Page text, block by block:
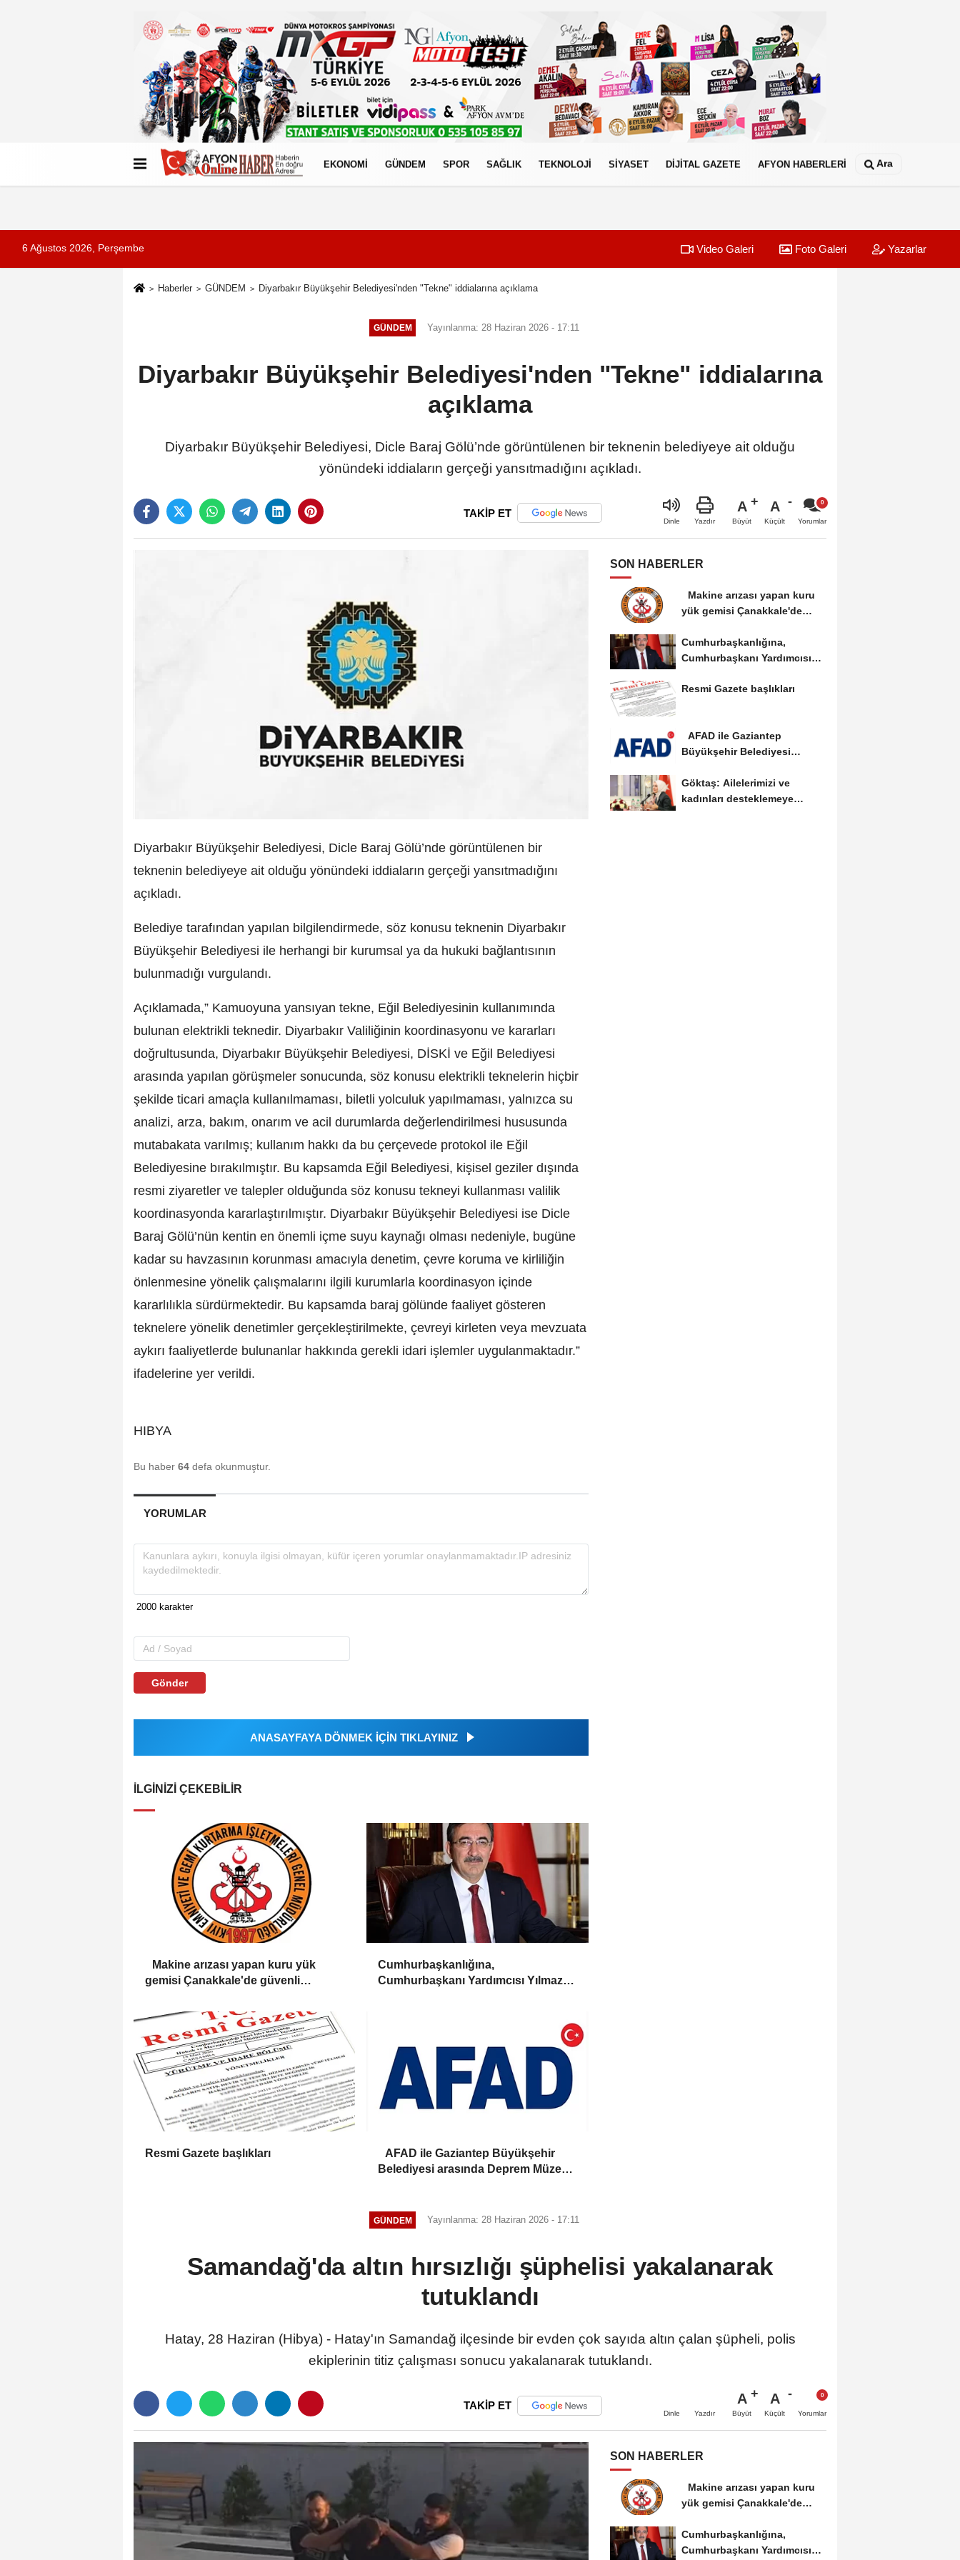
Künye İletişim Çerez Politikası
EKONOMİ GÜNDEM SPOR SAĞLIK TEKNOLOJİ SİYASET DİJİTAL GAZETE AFYON HABERLERİ Ara
6 Ağustos 2026, Perşembe Video Galeri Foto Galeri Yazarlar
Haberler GÜNDEM Diyarbakır Büyükşehir Belediyesi'nden "Tekne" iddialarına açıklama
GÜNDEM Yayınlanma: 28 Haziran 2026 - 17:11
Diyarbakır Büyükşehir Belediyesi'nden "Tekne" iddialarına
açıklama
Diyarbakır Büyükşehir Belediyesi, Dicle Baraj Gölü’nde görüntülenen bir teknenin belediyeye ait olduğu
yönündeki iddiaların gerçeği yansıtmadığını açıkladı.
TAKİP ET
Dinle Yazdır
A
Büyüt
A
Küçült Yorumlar
Diyarbakır Büyükşehir Belediyesi, Dicle Baraj Gölü’nde görüntülenen bir
teknenin belediyeye ait olduğu yönündeki iddiaların gerçeği yansıtmadığını
açıkladı.
Belediye tarafından yapılan bilgilendirmede, söz konusu teknenin Diyarbakır
Büyükşehir Belediyesi ile herhangi bir kurumsal ya da hukuki bağlantısının
bulunmadığı vurgulandı.
Açıklamada,” Kamuoyuna yansıyan tekne, Eğil Belediyesinin kullanımında
bulunan elektrikli teknedir. Diyarbakır Valiliğinin koordinasyonu ve kararları
doğrultusunda, Diyarbakır Büyükşehir Belediyesi, DİSKİ ve Eğil Belediyesi
arasında yapılan görüşmeler sonucunda, söz konusu elektrikli teknelerin hiçbir
şekilde ticari amaçla kullanılmaması, biletli yolculuk yapılmaması, yalnızca su
analizi, arza, bakım, onarım ve acil durumlarda değerlendirilmesi hususunda
mutabakata varılmış; kullanım hakkı da bu çerçevede protokol ile Eğil
Belediyesine bırakılmıştır. Bu kapsamda Eğil Belediyesi, kişisel geziler dışında
resmi ziyaretler ve talepler olduğunda söz konusu tekneyi kullanması valilik
koordinasyonda kararlaştırılmıştır. Diyarbakır Büyükşehir Belediyesi ise Dicle
Baraj Gölü’nün kentin en önemli içme suyu kaynağı olması nedeniyle, bugüne
kadar su havzasının korunması amacıyla denetim, çevre koruma ve kirliliğin
önlenmesine yönelik çalışmalarını ilgili kurumlarla koordinasyon içinde
kararlılıkla sürdürmektedir. Bu kapsamda baraj gölünde faaliyet gösteren
teknelere yönelik denetimler gerçekleştirilmekte, çevreyi kirleten veya mevzuata
aykırı faaliyetlerde bulunanlar hakkında gerekli idari işlemler uygulanmaktadır.”
ifadelerine yer verildi.
HIBYA
Bu haber 64 defa okunmuştur.
YORUMLAR
Gönder
ANASAYFAYA DÖNMEK İÇİN TIKLAYINIZ
İLGINIZI ÇEKEBILIR
Makine arızası yapan kuru yük
gemisi Çanakkale'de güvenli
Cumhurbaşkanlığına,
Cumhurbaşkanı Yardımcısı Yılmaz
Resmi Gazete başlıkları
AFAD ile Gaziantep Büyükşehir
Belediyesi arasında Deprem Müzesi
SON HABERLER
Makine arızası yapan kuru
yük gemisi Çanakkale'de
Cumhurbaşkanlığına,
Cumhurbaşkanı Yardımcısı
Resmi Gazete başlıkları
AFAD ile Gaziantep
Büyükşehir Belediyesi
Göktaş: Ailelerimizi ve
kadınları desteklemeye
GÜNDEM Yayınlanma: 28 Haziran 2026 - 17:11
Samandağ'da altın hırsızlığı şüphelisi yakalanarak
tutuklandı
Hatay, 28 Haziran (Hibya) - Hatay'ın Samandağ ilçesinde bir evden çok sayıda altın çalan şüpheli, polis
ekiplerinin titiz çalışması sonucu yakalanarak tutuklandı.
TAKİP ET
Dinle Yazdır
A
Büyüt
A
Küçült Yorumlar
SON HABERLER
Makine arızası yapan kuru
yük gemisi Çanakkale'de
Cumhurbaşkanlığına,
Cumhurbaşkanı Yardımcısı